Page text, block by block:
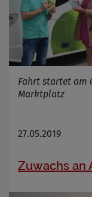
Fahrt startet am
Marktplatz
27.05.2019
Zuwachs an